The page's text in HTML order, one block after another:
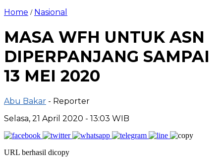
Home / Nasional
MASA WFH UNTUK ASN
DIPERPANJANG SAMPAI
13 MEI 2020
Abu Bakar - Reporter
Selasa, 21 April 2020 - 13:03 WIB
URL berhasil dicopy